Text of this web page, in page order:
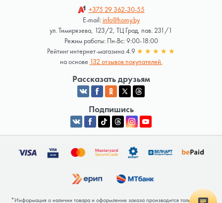
+375 29362-30-55
E-mail:info@homy.by
ул. Тимирязева, 123/2, ТЦ Град, пав. 231/1
Режим работы: Пн-Вс: 9:00-18:00
Рейтинг интернет-магазина 4.9 ★ ★ ★ ★ ★
на основе 132 отзывов покупателей.
Рассказать друзьям
Подпишись
*Информация о наличии товара и оформление заказа производится только после